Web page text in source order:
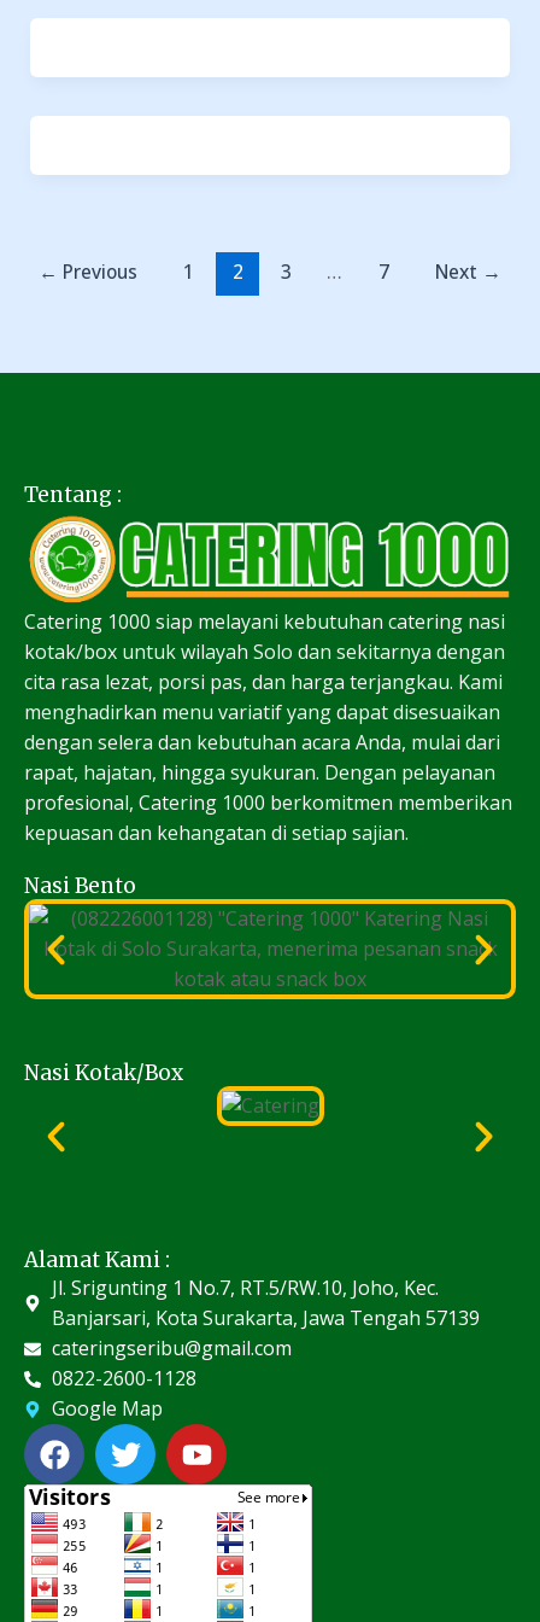
← Previous 1 2 3 … 7 Next →
Tentang :
Catering 1000 siap melayani kebutuhan catering nasi
kotak/box untuk wilayah Solo dan sekitarnya dengan
cita rasa lezat, porsi pas, dan harga terjangkau. Kami
menghadirkan menu variatif yang dapat disesuaikan
dengan selera dan kebutuhan acara Anda, mulai dari
rapat, hajatan, hingga syukuran. Dengan pelayanan
profesional, Catering 1000 berkomitmen memberikan
kepuasan dan kehangatan di setiap sajian.
Nasi Bento
Nasi Kotak/Box
Alamat Kami :
Jl. Srigunting 1 No.7, RT.5/RW.10, Joho, Kec.
Banjarsari, Kota Surakarta, Jawa Tengah 57139
cateringseribu@gmail.com
0822-2600-1128
Google Map
F
a
c
e
b
o
T
w
i
t
t
e
Y
o
u